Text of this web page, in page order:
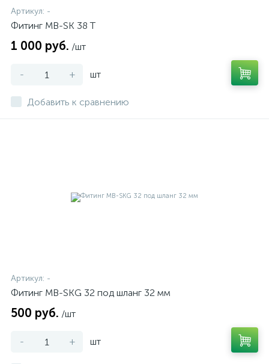
Артикул: -
Фитинг MB-SK 38 T
1 000 руб. /шт
- + шт
Добавить к сравнению
Артикул: -
Фитинг MB-SKG 32 под шланг 32 мм
500 руб. /шт
- + шт